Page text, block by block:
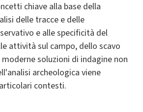
chiave alla base della
delle tracce e delle
e alle specificità del
attività sul campo, dello scavo
soluzioni di indagine non
archeologica viene
contesti.